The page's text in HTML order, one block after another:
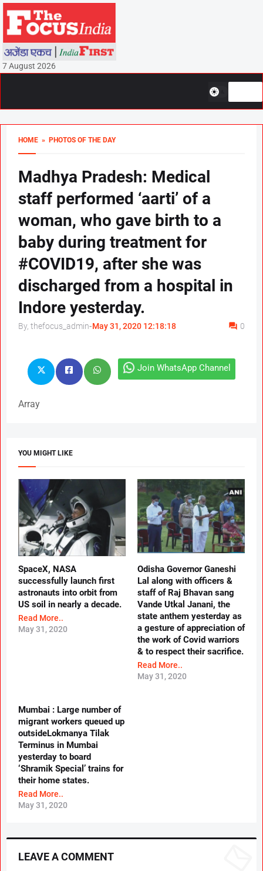
7 August 2026
HOME » PHOTOS OF THE DAY
Madhya Pradesh: Medical
staff performed ‘aarti’ of a
woman, who gave birth to a
baby during treatment for
#COVID19, after she was
discharged from a hospital in
Indore yesterday.
By, thefocus_admin-May 31, 2020 12:18:18 0
Join WhatsApp Channel
Array
YOU MIGHT LIKE
SpaceX, NASA
successfully launch first
astronauts into orbit from
US soil in nearly a decade.
Read More..
May 31, 2020
Odisha Governor Ganeshi
Lal along with officers &
staff of Raj Bhavan sang
Vande Utkal Janani, the
state anthem yesterday as
a gesture of appreciation of
the work of Covid warriors
& to respect their sacrifice.
Read More..
May 31, 2020
Mumbai : Large number of
migrant workers queued up
outsideLokmanya Tilak
Terminus in Mumbai
yesterday to board
‘Shramik Special’ trains for
their home states.
Read More..
May 31, 2020
LEAVE A COMMENT